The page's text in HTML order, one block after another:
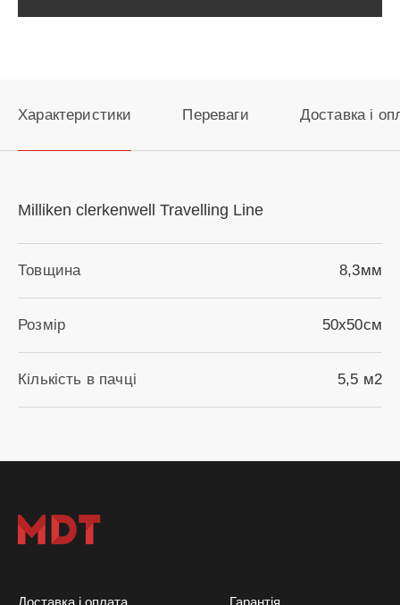
Характеристики Переваги Доставка і
Milliken clerkenwell Travelling Line
Товщина 8,3мм
Розмір 50х50см
Кількість в пачці 5,5 м2